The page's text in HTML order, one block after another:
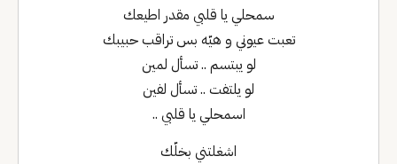
سمحلي يا قلبي مقدر اطيعك
تعبت عيوني و هيّه بس تراقب حبيبك
لو يبتسم .. تسأل لمين
لو يلتفت .. تسأل لفين
اسمحلي يا قلبي ..
اشغلتني بخلّك